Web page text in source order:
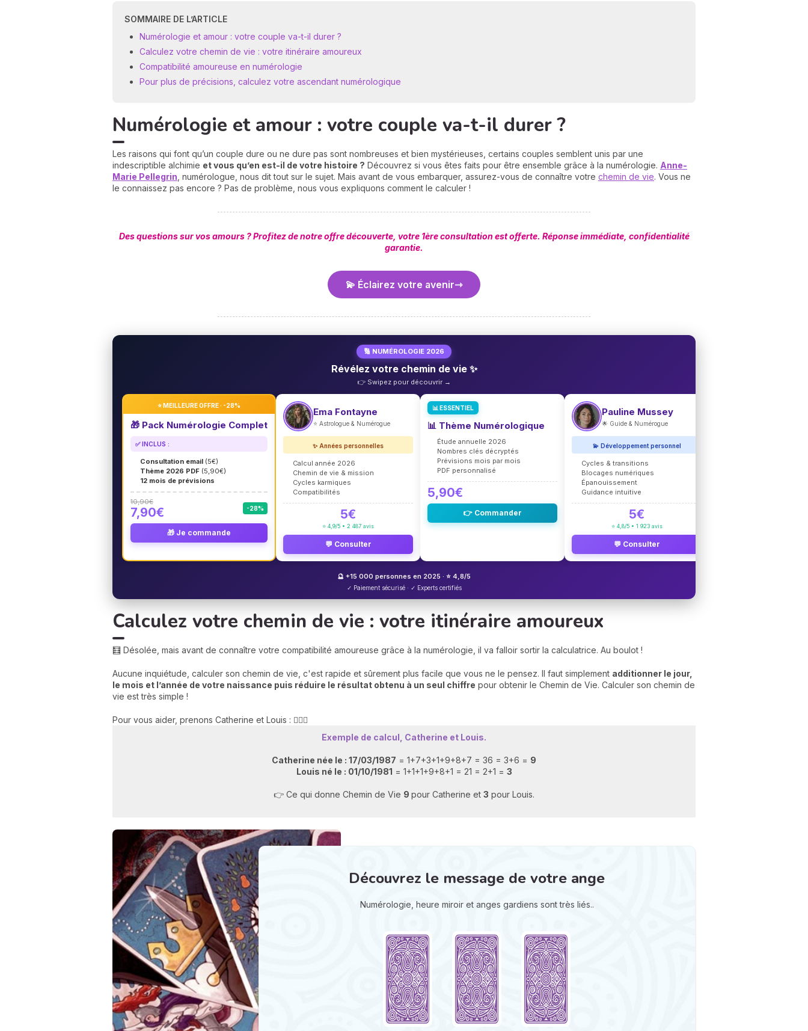
SOMMAIRE DE L’ARTICLE
Numérologie et amour : votre couple va-t-il durer ?
Calculez votre chemin de vie : votre itinéraire amoureux
Compatibilité amoureuse en numérologie
Pour plus de précisions, calculez votre ascendant numérologique
Numérologie et amour : votre couple va-t-il durer ?
Les raisons qui font qu’un couple dure ou ne dure pas sont nombreuses et bien mystérieuses, certains couples semblent unis par une
indescriptible alchimie et vous qu’en est-il de votre histoire ? Découvrez si vous êtes faits pour être ensemble grâce à la numérologie. Anne-
Marie Pellegrin , numérologue, nous dit tout sur le sujet. Mais avant de vous embarquer, assurez-vous de connaître votre chemin de vie. Vous ne
le connaissez pas encore ? Pas de problème, nous vous expliquons comment le calculer !
Des questions sur vos amours ? Profitez de notre offre découverte, votre 1ère consultation est offerte. Réponse immédiate, confidentialité
garantie.
💫 Éclairez votre avenir
🔢 NUMÉROLOGIE 2026
Révélez votre chemin de vie ✨
👉 Swipez pour découvrir →
⭐ MEILLEURE OFFRE · -28%
🎁 Pack Numérologie Complet
✅ INCLUS :
Consultation email (5€)
Thème 2026 PDF (5,90€)
12 mois de prévisions
10,90€
7,90€ -28%
🎁 Je commande
Ema Fontayne
⭐ Astrologue & Numérogue
✨ Années personnelles
Calcul année 2026
Chemin de vie & mission
Cycles karmiques
Compatibilités
5€
⭐ 4,9/5 • 2 487 avis
💬 Consulter
📊 ESSENTIEL
📊 Thème Numérologique
Étude annuelle 2026
Nombres clés décryptés
Prévisions mois par mois
PDF personnalisé
5,90€
👉 Commander
Pauline Mussey
🌟 Guide & Numérogue
💫 Développement personnel
Cycles & transitions
Blocages numériques
Épanouissement
Guidance intuitive
5€
⭐ 4,8/5 • 1 923 avis
💬 Consulter
🔮 +15 000 personnes en 2025 · ⭐ 4,8/5
✓ Paiement sécurisé · ✓ Experts certifiés
Calculez votre chemin de vie : votre itinéraire amoureux
🧮 Désolée, mais avant de connaître votre compatibilité amoureuse grâce à la numérologie, il va falloir sortir la calculatrice. Au boulot !
Aucune inquiétude, calculer son chemin de vie, c'est rapide et sûrement plus facile que vous ne le pensez. Il faut simplement additionner le jour,
le mois et l’année de votre naissance puis réduire le résultat obtenu à un seul chiffre pour obtenir le Chemin de Vie. Calculer son chemin de
vie est très simple !
Pour vous aider, prenons Catherine et Louis : 👩‍❤️‍👨
Exemple de calcul, Catherine et Louis.
Catherine née le : 17/03/1987 = 1+7+3+1+9+8+7 = 36 = 3+6 = 9
Louis né le : 01/10/1981 = 1+1+1+9+8+1 = 21 = 2+1 = 3
👉 Ce qui donne Chemin de Vie 9 pour Catherine et 3 pour Louis.
Découvrez le message de votre ange
Numérologie, heure miroir et anges gardiens sont très liés..